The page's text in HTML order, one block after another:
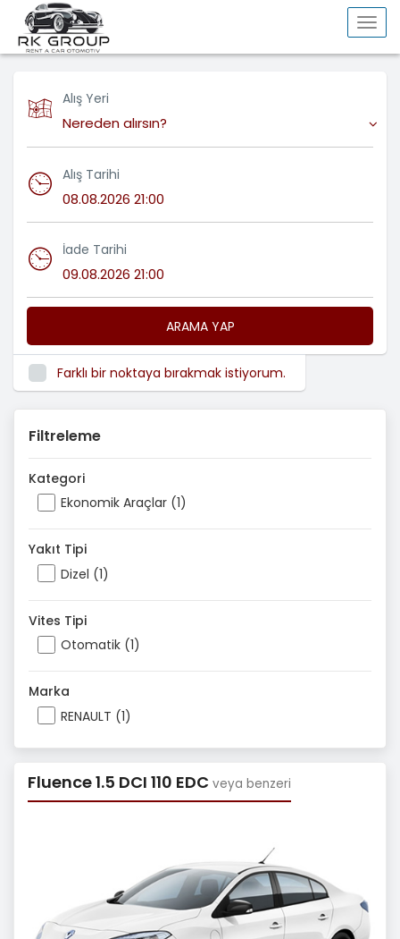
Alış Yeri
Nereden alırsın?
Alış Tarihi
İade Tarihi
ARAMA YAP
Farklı bir noktaya bırakmak istiyorum.
Filtreleme
Kategori
Ekonomik Araçlar (1)
Yakıt Tipi
Dizel (1)
Vites Tipi
Otomatik (1)
Marka
RENAULT (1)
Fluence 1.5 DCI 110 EDC veya benzeri